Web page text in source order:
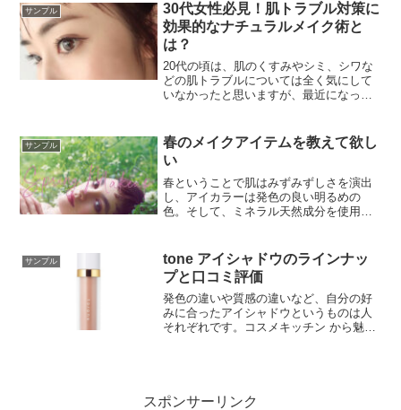
サンプル
30代女性必見！肌トラブル対策に
効果的なナチュラルメイク術と
は？
20代の頃は、肌のくすみやシミ、シワな
どの肌トラブルについては全く気にして
いなかったと思いますが、最近になって
ります。ですから、今一度メイク方法を
見直し、お肌に優しいナチュラルメイク
を心がけることが大切です。まずは、以
下の3つのNGポイントをチェックしてみ
ましょう。
サンプル
春のメイクアイテムを教えて欲し
い
春ということで肌はみずみずしさを演出
し、アイカラーは発色の良い明るめの
色。そして、ミネラル天然成分を使用し
つもと違った自分を表現してみたい」そ
んな気持ちにさせるようなコレクション
だと思います。
サンプル
tone アイシャドウのラインナッ
プと口コミ評価
発色の違いや質感の違いなど、自分の好
みに合ったアイシャドウというものは人
それぞれです。コスメキッチン から魅力
スポンサーリンク